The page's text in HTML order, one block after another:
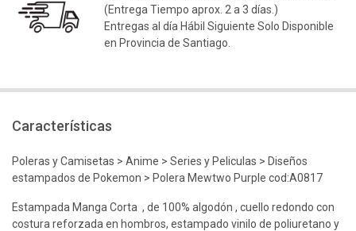
(Entrega Tiempo aprox. 2 a 3 días.)
Entregas al día Hábil Siguiente Solo Disponible
en Provincia de Santiago.
Características
Poleras y Camisetas > Anime > Series y Peliculas > Diseños
estampados de Pokemon > Polera Mewtwo Purple cod:A0817
Estampada Manga Corta , de 100% algodón , cuello redondo con
costura reforzada en hombros, estampado vinilo de poliuretano y